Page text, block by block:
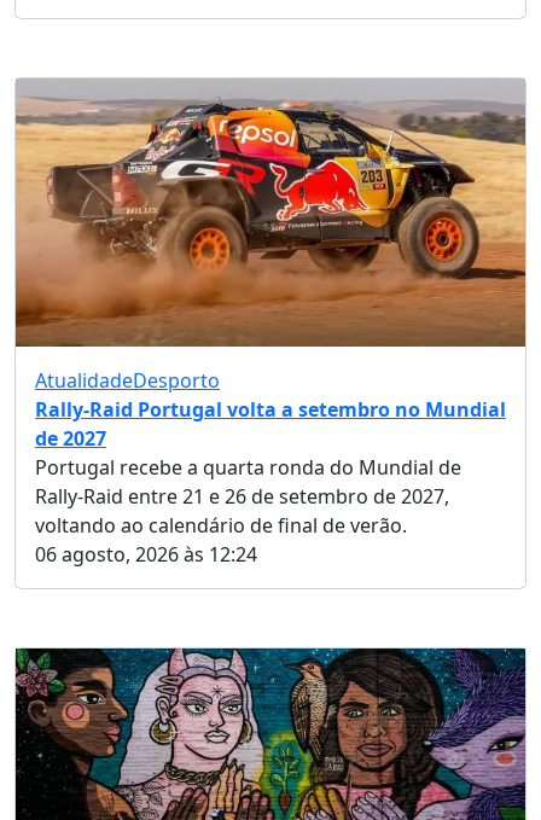
AtualidadeDesporto
Rally-Raid Portugal volta a setembro no Mundial
de 2027
Portugal recebe a quarta ronda do Mundial de
Rally-Raid entre 21 e 26 de setembro de 2027,
voltando ao calendário de final de verão.
06 agosto, 2026 às 12:24